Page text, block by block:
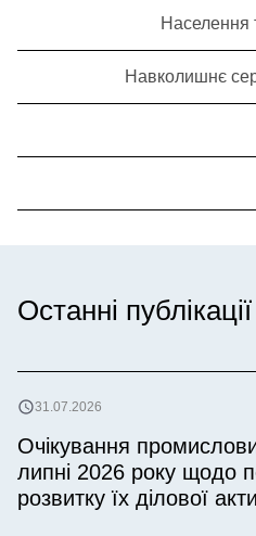
Населення
Навколишнє
Останні публікації
31.07.2026
Очікування
липні 2026 року щодо
розвитку їх ділової